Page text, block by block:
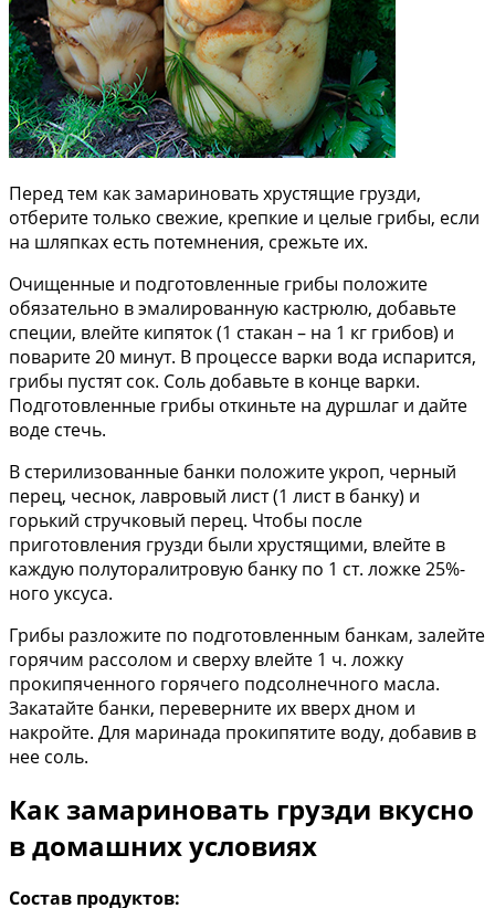
Перед тем как замариновать хрустящие грузди,
отберите только свежие, крепкие и целые грибы, если
на шляпках есть потемнения, срежьте их.
Очищенные и подготовленные грибы положите
обязательно в эмалированную кастрюлю, добавьте
специи, влейте кипяток (1 стакан – на 1 кг грибов) и
поварите 20 минут. В процессе варки вода испарится,
грибы пустят сок. Соль добавьте в конце варки.
Подготовленные грибы откиньте на дуршлаг и дайте
воде стечь.
В стерилизованные банки положите укроп, черный
перец, чеснок, лавровый лист (1 лист в банку) и
горький стручковый перец. Чтобы после
приготовления грузди были хрустящими, влейте в
каждую полуторалитровую банку по 1 ст. ложке 25%-
ного уксуса.
Грибы разложите по подготовленным банкам, залейте
горячим рассолом и сверху влейте 1 ч. ложку
прокипяченного горячего подсолнечного масла.
Закатайте банки, переверните их вверх дном и
накройте. Для маринада прокипятите воду, добавив в
нее соль.
Как замариновать грузди вкусно
в домашних условиях
Состав продуктов: